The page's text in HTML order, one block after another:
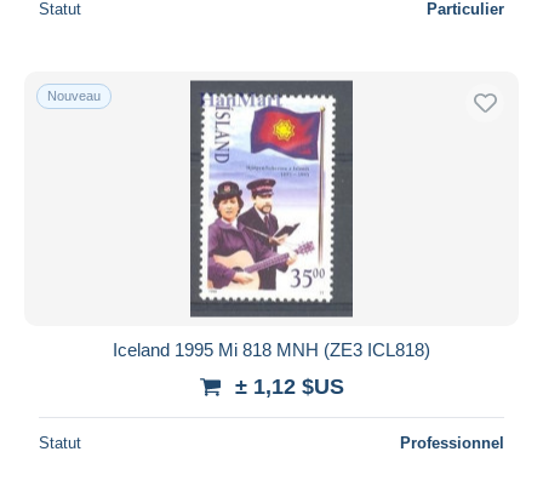
Statut Particulier
Nouveau
Iceland 1995 Mi 818 MNH (ZE3 ICL818)
± 1,12 $US
Statut Professionnel